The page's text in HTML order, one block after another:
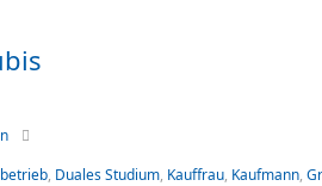
, Duales Studium, Kauffrau, Kaufmann,